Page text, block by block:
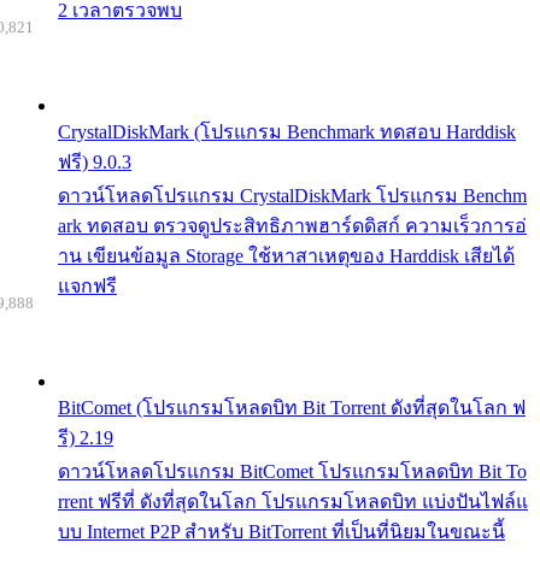
2 เวลาตรวจพบ
CrystalDiskMark (โปรแกรม Benchmark ทดสอบ Harddisk
ฟรี) 9.0.3
ดาวน์โหลดโปรแกรม CrystalDiskMark โปรแกรม Benchm
ark ทดสอบ ตรวจดูประสิทธิภาพฮาร์ดดิสก์ ความเร็วการอ่
าน เขียนข้อมูล Storage ใช้หาสาเหตุของ Harddisk เสียได้
แจกฟรี
BitComet (โปรแกรมโหลดบิท Bit Torrent ดังที่สุดในโลก ฟ
รี) 2.19
ดาวน์โหลดโปรแกรม BitComet โปรแกรมโหลดบิท Bit To
rrent ฟรีที่ ดังที่สุดในโลก โปรแกรมโหลดบิท แบ่งปันไฟล์แ
บบ Internet P2P สำหรับ BitTorrent ที่เป็นที่นิยมในขณะนี้